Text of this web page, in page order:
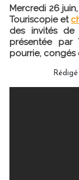
Mercredi 26
Touriscopie et
des invités de
présentée
pourrie, congés